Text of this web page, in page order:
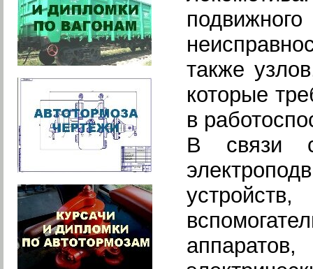
также
которые
в
В связи с